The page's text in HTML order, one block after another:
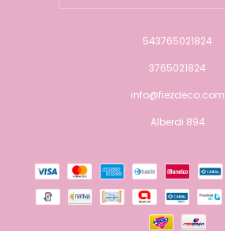
543765021824
3765021824
info@fiezdeco.com
Alberdi 894